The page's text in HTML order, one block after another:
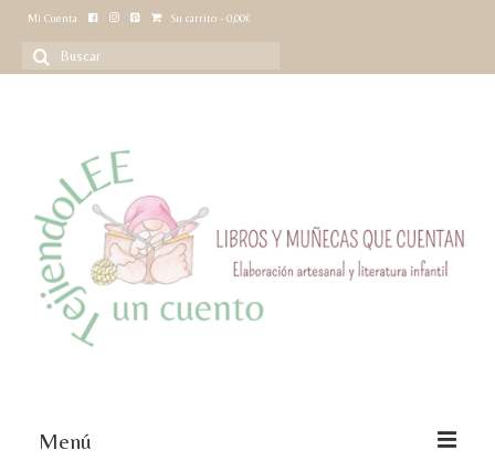
Mi Cuenta Su carrito - 0,00€
Buscar
por:
Menú